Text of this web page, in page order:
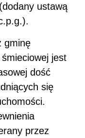
ustawą
gminę
jest
dość
się
przez